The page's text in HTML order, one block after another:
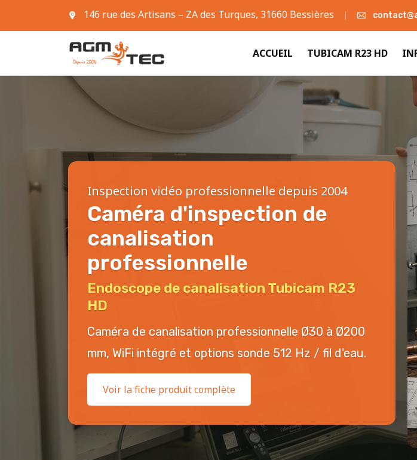
146 rue des Artisans – ZA des Turques, 31660 Bessières
05 61 42 90 63
ACCUEIL TUBICAM R23 HD
Inspection vidéo professionnelle depuis 2004
Caméra d'inspection de
canalisation
professionnelle
Endoscope de canalisation Tubicam R23
HD
Caméra de canalisation professionnelle Ø30 à Ø200
mm, WiFi intégré et options sonde 512 Hz / fil d'eau.
Voir la fiche produit complète